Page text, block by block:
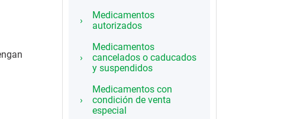
Medicamentos
autorizados
Medicamentos
cancelados o caducados
y suspendidos
Medicamentos con
condición de venta
especial